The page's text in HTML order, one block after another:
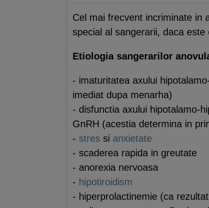
Cel mai frecvent incriminate in
special al sangerarii, daca este
Etiologia sangerarilor
- imaturitatea axului
imediat dupa menarha)
- disfunctia axului hipotalamo-
GnRH (acestia determina in
- stres si anxietate
- scaderea rapida in greutate
- anorexia nervoasa
- hipotiroidism
- hiperprolactinemie (ca